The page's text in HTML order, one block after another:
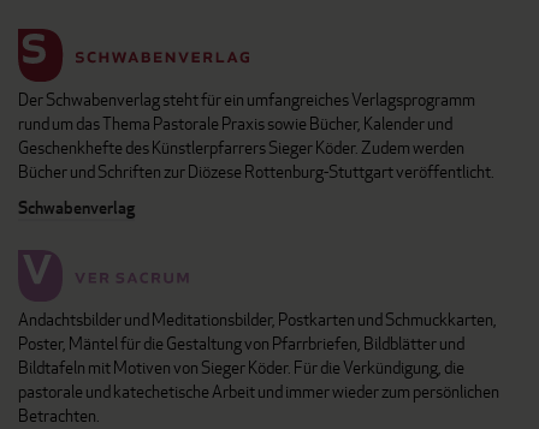
Der Schwabenverlag steht für ein umfangreiches Verlagsprogramm
rund um das Thema Pastorale Praxis sowie Bücher, Kalender und
Geschenkhefte des Künstlerpfarrers Sieger Köder. Zudem werden
Bücher und Schriften zur Diözese Rottenburg-Stuttgart veröffentlicht.
Schwabenverlag
Andachtsbilder und Meditationsbilder, Postkarten und Schmuckkarten,
Poster, Mäntel für die Gestaltung von Pfarrbriefen, Bildblätter und
Bildtafeln mit Motiven von Sieger Köder. Für die Verkündigung, die
pastorale und katechetische Arbeit und immer wieder zum persönlichen
Betrachten.